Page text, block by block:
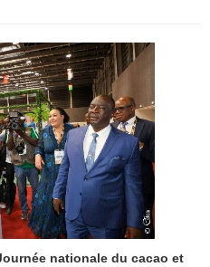
nationale du cacao et